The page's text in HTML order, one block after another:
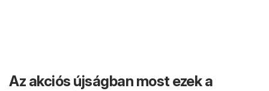
Az akciós újságban most ezek a